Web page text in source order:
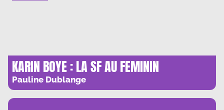
KARIN BOYE : LA SF AU FEMININ
Pauline Dublange